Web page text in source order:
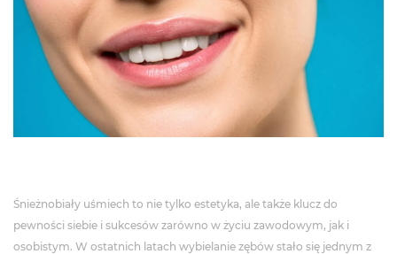
Śnieżnobiały uśmiech to nie tylko estetyka, ale także klucz do
pewności siebie i sukcesów zarówno w życiu zawodowym, jak i
osobistym. W ostatnich latach wybielanie zębów stało się jednym z